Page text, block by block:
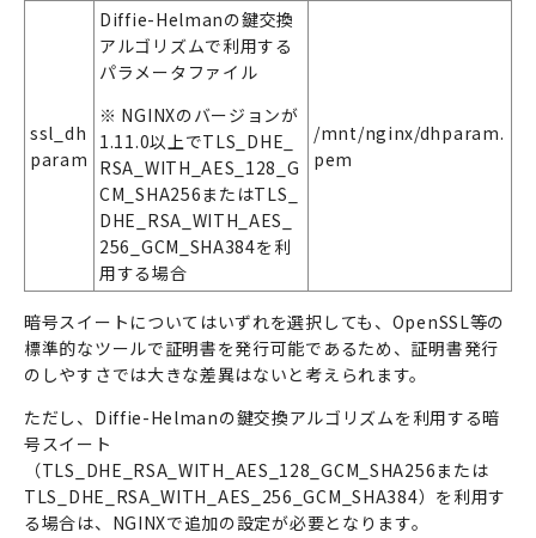
ssl_dh
param
Diffie-Helmanの鍵交換
アルゴリズムで利用する
パラメータファイル
※ NGINXのバージョンが
1.11.0以上でTLS_DHE_
RSA_WITH_AES_128_G
CM_SHA256またはTLS_
DHE_RSA_WITH_AES_
256_GCM_SHA384を利
用する場合
/mnt/nginx/dhparam.
pem
暗号スイートについてはいずれを選択しても、OpenSSL等の
標準的なツールで証明書を発行可能であるため、証明書発行
のしやすさでは大きな差異はないと考えられます。
ただし、Diffie-Helmanの鍵交換アルゴリズムを利用する暗
号スイート
（TLS_DHE_RSA_WITH_AES_128_GCM_SHA256または
TLS_DHE_RSA_WITH_AES_256_GCM_SHA384）を利用す
る場合は、NGINXで追加の設定が必要となります。